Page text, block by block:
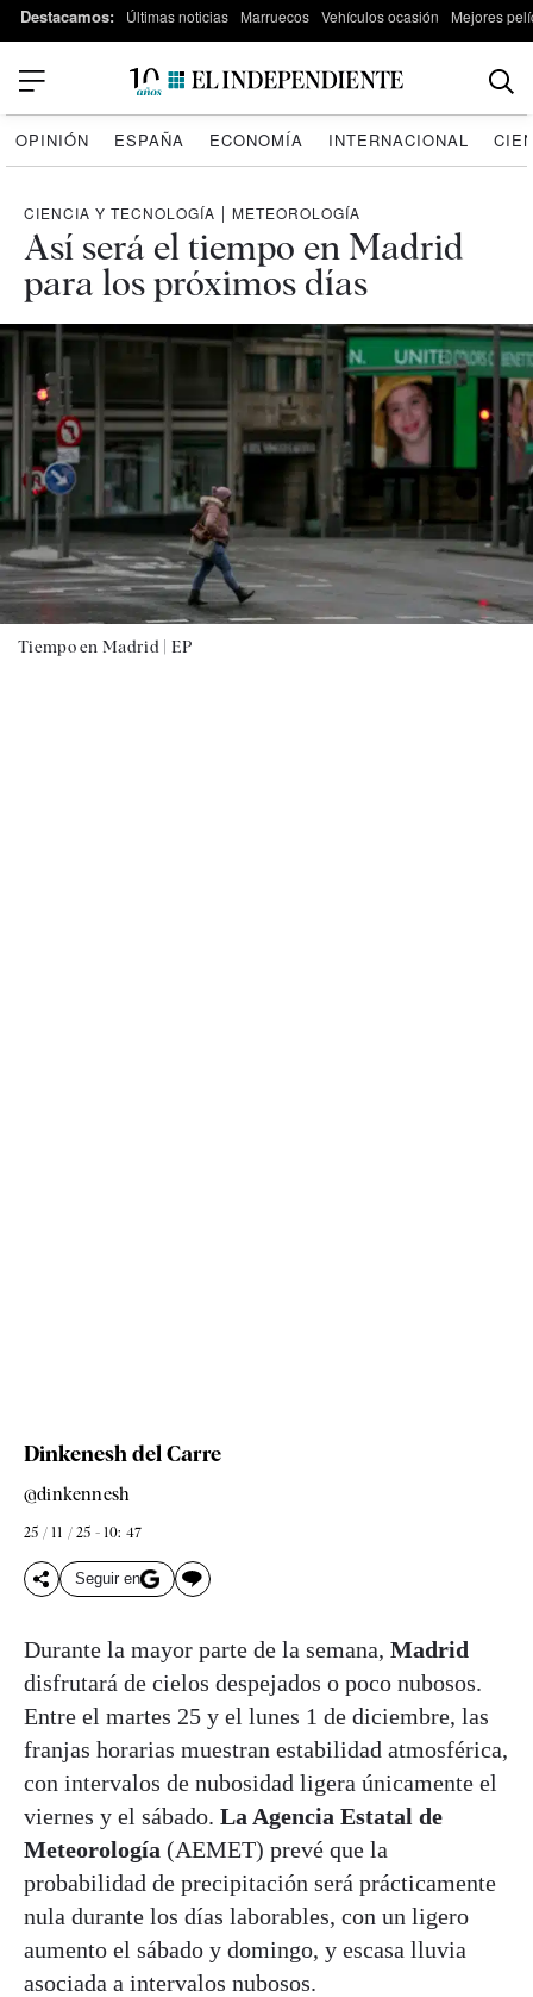
Destacamos: Últimas noticias Marruecos Vehículos ocasión Mejores
OPINIÓN ESPAÑA ECONOMÍA INTERNACIONAL
CIENCIA Y TECNOLOGÍA | METEOROLOGÍA
Así será el tiempo en Madrid
para los próximos días
Tiempo en Madrid | EP
Dinkenesh del Carre
@dinkennesh
25 / 11 / 25 - 10: 47
Seguir en
Durante la mayor parte de la semana, Madrid
disfrutará de cielos despejados o poco nubosos.
Entre el martes 25 y el lunes 1 de diciembre, las
franjas horarias muestran estabilidad atmosférica,
con intervalos de nubosidad ligera únicamente el
viernes y el sábado. La Agencia Estatal de
Meteorología (AEMET) prevé que la
probabilidad de precipitación será prácticamente
nula durante los días laborables, con un ligero
aumento el sábado y domingo, y escasa lluvia
asociada a intervalos nubosos.